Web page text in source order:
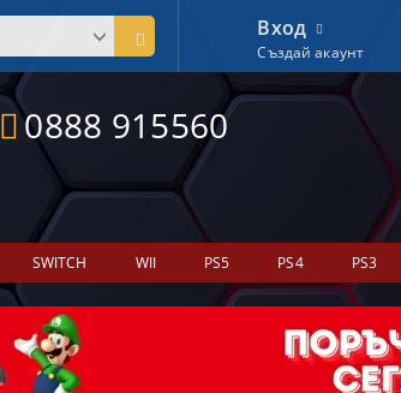
0888 915560
Вход
Създай акаунт
SWITCH WII PS5 PS4 PS3